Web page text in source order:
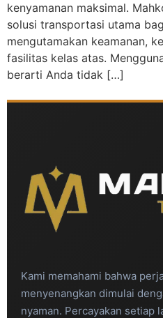
kenyamanan maksimal.
solusi transportasi utama
mengutamakan keamanan,
fasilitas kelas atas.
berarti Anda tidak […]
Kami memahami bahwa
menyenangkan dimulai
nyaman. Percayakan setiap